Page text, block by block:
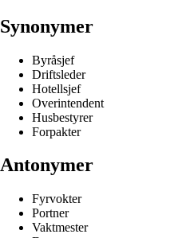
Synonymer
Byråsjef
Driftsleder
Hotellsjef
Overintendent
Husbestyrer
Forpakter
Antonymer
Fyrvokter
Portner
Vaktmester